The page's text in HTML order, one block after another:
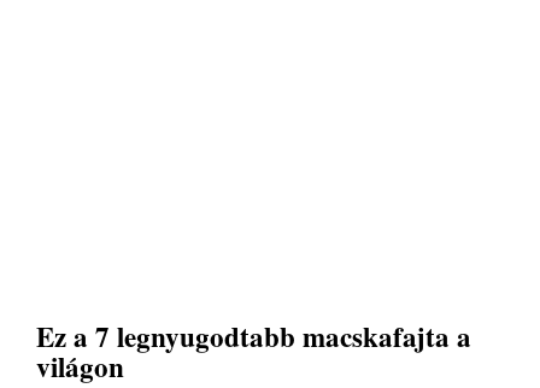
Ez a 7 legnyugodtabb macskafajta a
világon